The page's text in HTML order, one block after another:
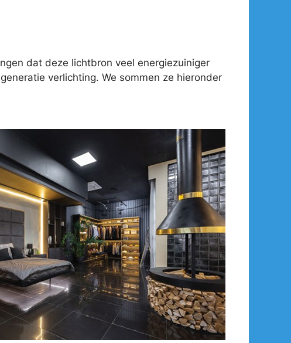
dat deze lichtbron veel energiezuiniger
verlichting. We sommen ze hieronder